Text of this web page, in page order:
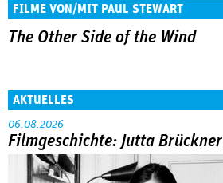
FILME VON/MIT PAUL STEWART
The Other Side of the Wind
AKTUELLES
06.08.2026
Filmgeschichte: Jutta Brückner